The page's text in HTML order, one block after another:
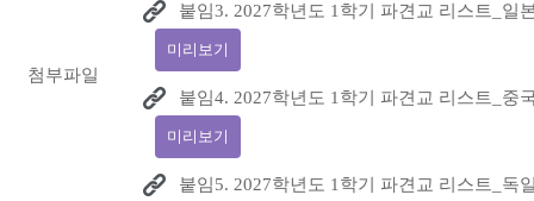
첨부파일
붙임3. 2027학년도 1학기 파견교 리스트_일
미리보기
붙임4. 2027학년도 1학기 파견교 리스트_중
미리보기
붙임5. 2027학년도 1학기 파견교 리스트_독